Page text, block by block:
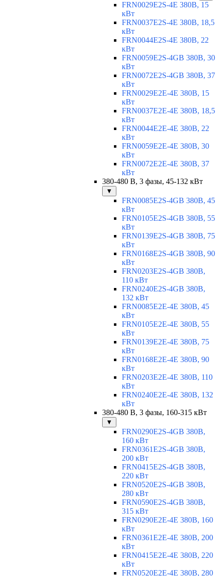
FRN0029E2S-4E 380В, 15
кВт
FRN0037E2S-4E 380В, 18,5
кВт
FRN0044E2S-4E 380В, 22
кВт
FRN0059E2S-4GB 380В, 30
кВт
FRN0072E2S-4GB 380В, 37
кВт
FRN0029E2E-4E 380В, 15
кВт
FRN0037E2E-4E 380В, 18,5
кВт
FRN0044E2E-4E 380В, 22
кВт
FRN0059E2E-4E 380В, 30
кВт
FRN0072E2E-4E 380В, 37
кВт
380-480 В, 3 фазы, 45-132 кВт
▼
FRN0085E2S-4GB 380В, 45
кВт
FRN0105E2S-4GB 380В, 55
кВт
FRN0139E2S-4GB 380В, 75
кВт
FRN0168E2S-4GB 380В, 90
кВт
FRN0203E2S-4GB 380В,
110 кВт
FRN0240E2S-4GB 380В,
132 кВт
FRN0085E2E-4E 380В, 45
кВт
FRN0105E2E-4E 380В, 55
кВт
FRN0139E2E-4E 380В, 75
кВт
FRN0168E2E-4E 380В, 90
кВт
FRN0203E2E-4E 380В, 110
кВт
FRN0240E2E-4E 380В, 132
кВт
380-480 В, 3 фазы, 160-315 кВт
▼
FRN0290E2S-4GB 380В,
160 кВт
FRN0361E2S-4GB 380В,
200 кВт
FRN0415E2S-4GB 380В,
220 кВт
FRN0520E2S-4GB 380В,
280 кВт
FRN0590E2S-4GB 380В,
315 кВт
FRN0290E2E-4E 380В, 160
кВт
FRN0361E2E-4E 380В, 200
кВт
FRN0415E2E-4E 380В, 220
кВт
FRN0520E2E-4E 380В, 280